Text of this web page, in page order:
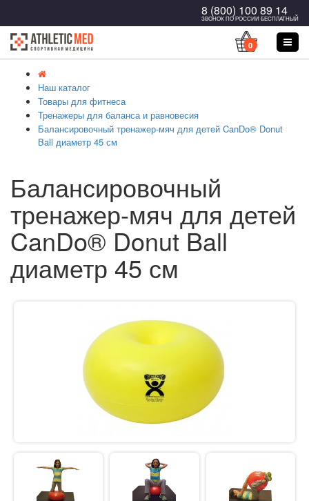
8 (800) 100 89 14
ЗВОНОК ПО РОССИИ БЕСПЛАТНЫЙ
0
Наш каталог
Товары для фитнеса
Тренажеры для баланса и равновесия
Балансировочный тренажер-мяч для детей CanDo® Donut
Ball диаметр 45 см
Балансировочный
тренажер-мяч для детей
CanDo® Donut Ball
диаметр 45 см